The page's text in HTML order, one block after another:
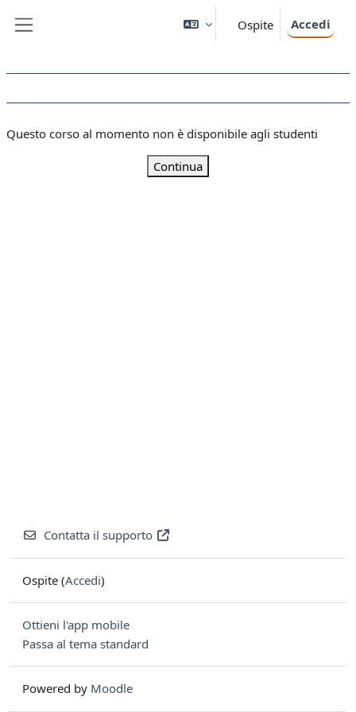
Ospite Accedi
Questo corso al momento non è disponibile agli studenti
Continua
Contatta il supporto
Ospite (Accedi)
Ottieni l'app mobile
Passa al tema standard
Powered by Moodle